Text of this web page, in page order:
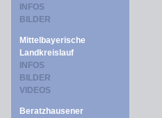
INFOS
BILDER
Mittelbayerische
Landkreislauf
INFOS
BILDER
VIDEOS
Beratzhausener